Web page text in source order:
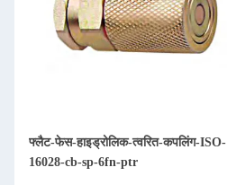
फ्लैट-फेस-हाइड्रोलिक-त्वरित-कपलिंग-ISO-
16028-cb-sp-6fn-ptr